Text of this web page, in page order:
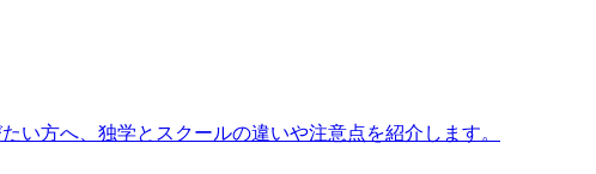
方へ、独学とスクールの違いや注意点を紹介します。